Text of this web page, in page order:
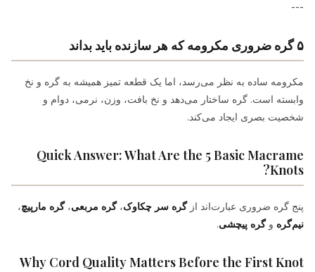
---
۵ گره ضروری مکرومه که هر سازنده باید بداند
مکرومه ساده به نظر می‌رسد، اما یک قطعه تمیز همیشه به گره و نخ
وابسته است. گره ساختار می‌دهد و نخ بافت، وزن، نرمی، دوام و
شخصیت بصری ایجاد می‌کند.
Quick Answer: What Are the 5 Basic Macrame
Knots?
پنج گره ضروری عبارت‌اند ازگره سر چکاوک،گره مربعی،گره مارپیچ،
نیم‌گره وگره پیچشی.
Why Cord Quality Matters Before the First Knot